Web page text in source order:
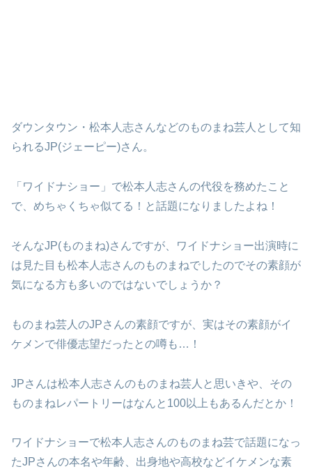
ダウンタウン・松本人志さんなどのものまね芸人として知
られるJP(ジェーピー)さん。
「ワイドナショー」で松本人志さんの代役を務めたこと
で、めちゃくちゃ似てる！と話題になりましたよね！
そんなJP(ものまね)さんですが、ワイドナショー出演時に
は見た目も松本人志さんのものまねでしたのでその素顔が
気になる方も多いのではないでしょうか？
ものまね芸人のJPさんの素顔ですが、実はその素顔がイ
ケメンで俳優志望だったとの噂も…！
JPさんは松本人志さんのものまね芸人と思いきや、その
ものまねレパートリーはなんと100以上もあるんだとか！
ワイドナショーで松本人志さんのものまね芸で話題になっ
たJPさんの本名や年齢、出身地や高校などイケメンな素